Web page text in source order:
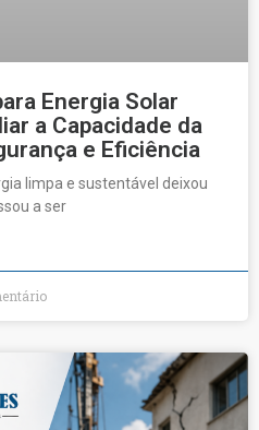
Energia Solar
a Capacidade da
e Eficiência
limpa e sustentável deixou
a ser